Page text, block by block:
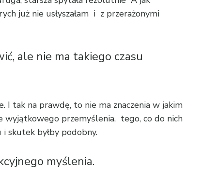
już nie usłyszałam i z przerażonymi
ale nie ma takiego czasu
I tak na prawdę, to nie ma znaczenia w jakim
wyjątkowego przemyślenia, tego, co do nich
skutek byłby podobny.
myślenia.